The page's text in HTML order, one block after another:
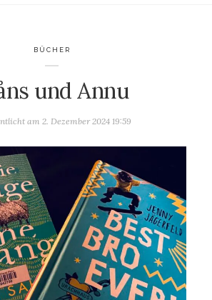
BÜCHER
und Annu
am 2. Dezember 2024 19:59